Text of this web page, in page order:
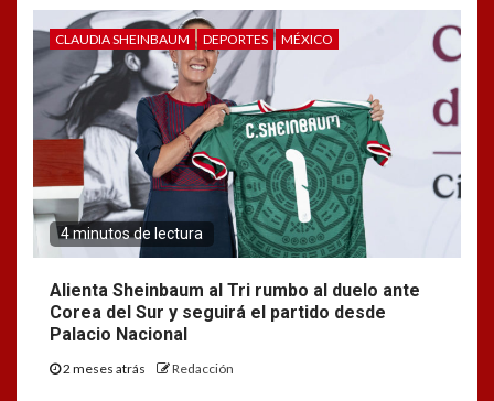
CLAUDIA SHEINBAUM DEPORTES MÉXICO
4 minutos de lectura
Alienta Sheinbaum al Tri rumbo al duelo ante
Corea del Sur y seguirá el partido desde
Palacio Nacional
2 meses atrás Redacción